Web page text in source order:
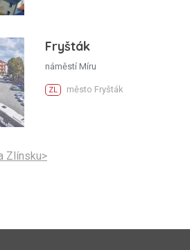
Fryšták
náměstí Míru
ZL město Fryšták
Zlínsku>